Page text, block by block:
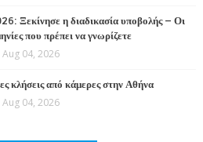
Ξεκίνησε η διαδικασία υποβολής – Οι
που πρέπει να γνωρίζετε
Aug 04, 2026
κλήσεις από κάμερες στην Αθήνα
Aug 04, 2026